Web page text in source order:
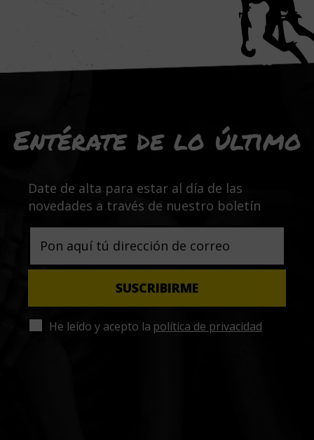
Entérate de lo último
Date de alta para estar al día de las
novedades a través de nuestro boletín
He leído y acepto la política de privacidad